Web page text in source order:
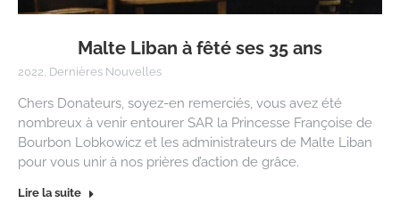
Malte Liban à fêté ses 35 ans
2022, Dernières Nouvelles
Chers Donateurs, soyez-en remerciés, vous avez été
nombreux à venir entourer SAR la Princesse Françoise de
Bourbon Lobkowicz et les administrateurs de Malte Liban
pour vous unir à nos prières d’action de grâce.
Lire la suite